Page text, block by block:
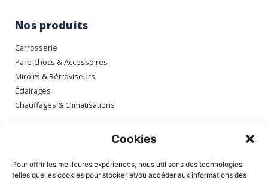
Cookies
Pour offrir les meilleures expériences, nous utilisons des technologies
telles que les cookies pour stocker et/ou accéder aux informations des
Nos produits
Carrosserie
Pare-chocs & Accessoires
Miroirs & Rétroviseurs
Éclairages
Chauffages & Climatisations
Mon compte
Mes commandes